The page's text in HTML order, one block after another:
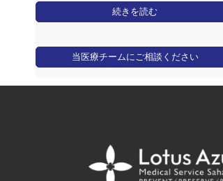
続きを読む
当医療チームにご相談ください